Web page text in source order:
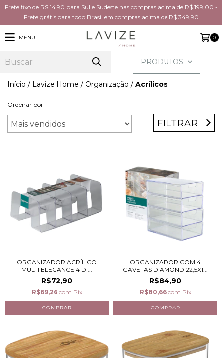
Frete fixo de R$ 14,90 para Sul e Sudeste nas compras acima de R$ 199,00 -
Frete grátis para todo Brasil em compras acima de R$ 349,90
MENU 0
PRODUTOS
Início / Lavize Home / Organização / Acrílicos
Ordenar por
FILTRAR
ORGANIZADOR ACRÍLICO
MULTI ELEGANCE 4 DI...
R$72,90
R$69,26 com Pix
ORGANIZADOR COM 4
GAVETAS DIAMOND 22,5X1...
R$84,90
R$80,66 com Pix